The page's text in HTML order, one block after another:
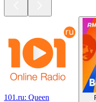
101.ru: Queen